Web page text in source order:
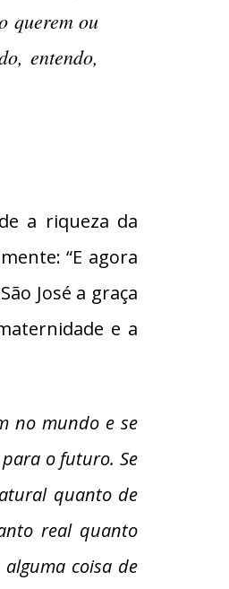
querem ou
entendo,
a riqueza da
“E agora
José a graça
e a
no mundo e se
o futuro. Se
quanto de
real quanto
coisa de